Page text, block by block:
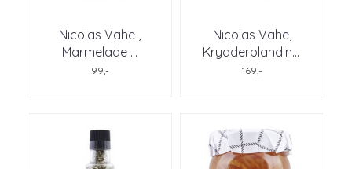
Nicolas Vahe ,
Marmelade ...
99,-
Nicolas Vahe,
Krydderblandin...
169,-